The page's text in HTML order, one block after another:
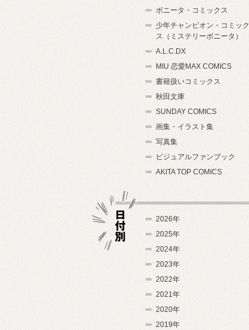
ボニータ・コミックス
少年チャンピオン・コミック
ス（ミステリーボニータ）
A.L.C.DX
MIU 恋愛MAX COMICS
書籍扱いコミックス
秋田文庫
SUNDAY COMICS
画集・イラスト集
写真集
ビジュアルファンブック
AKITA TOP COMICS
2026年
2025年
2024年
2023年
2022年
2021年
2020年
2019年